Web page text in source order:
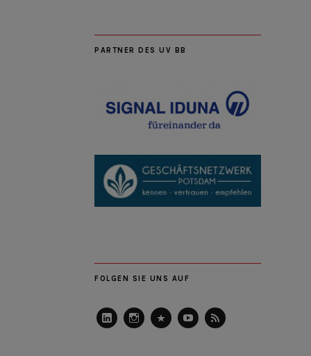
PARTNER DES UV BB
FOLGEN SIE UNS AUF